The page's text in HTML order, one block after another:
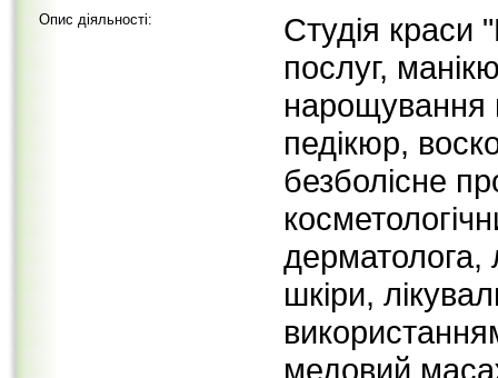
Опис діяльності:
Студія краси
послуг,
нарощування
педікюр,
безболісне
дерматолога,
шкіри,
медовий